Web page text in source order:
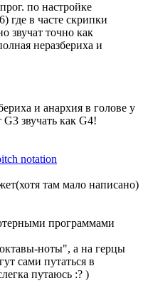
по настройке
где в часте скрипки
звучат точно как
неразбериха и
и анархия в голове у
звучать как G4!
notation
там мало написано)
программами
ноты", а на герцы
сами путаться в
путаюсь :? )